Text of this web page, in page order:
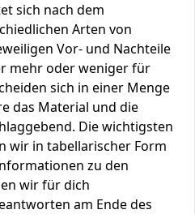
sich nach dem
Arten von
Vor- und Nachteile
mehr oder weniger für
sich in einer Menge
das Material und die
Die wichtigsten
wir in tabellarischer Form
zu den
wir für dich
am Ende des